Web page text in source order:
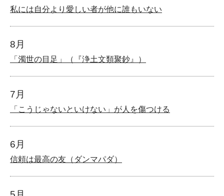
私には自分より愛しい者が他に誰もいない
8月
「濁世の目足」（『浄土文類聚鈔』）
7月
「こうじゃないといけない」が人を傷つける
6月
信頼は最高の友（ダンマパダ）